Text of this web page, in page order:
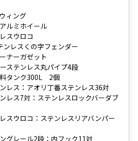
ィング
ルミホイール
スウロコ
ンレスくの字フェンダー
ナーガゼット
ステンレス丸パイプ4段
タンク300L 2個
レス：アオリ丁番ステンレス36対
レス7対：ステンレスロックバーダブ
スウロコ：ステンレスリアバンパー
グレール2段：内フック11対